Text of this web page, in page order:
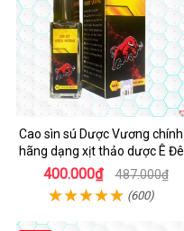
Cao sìn sú Dược Vương chính
hãng dạng xịt thảo dược Ê Đê
Tây Nguyên
400.000₫ 487.000₫
(600)